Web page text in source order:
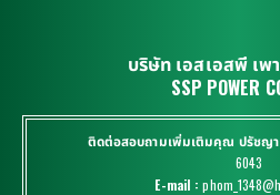
บริษัท เอสเอสพี เพ
SSP POWER
ติดต่อสอบถามเพิ่มเติมคุณ ปรัชญา
6043
E-mail :